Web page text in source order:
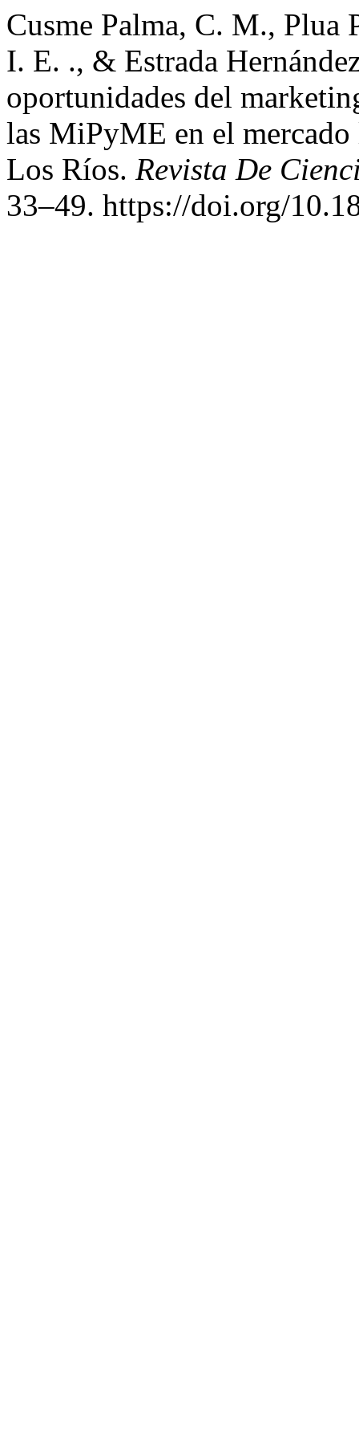
Cusme Palma, C. M., Plua
I. E. ., & Estrada
oportunidades del
las MiPyME en el
Los Ríos. Revista De
33–49. https://doi.org/